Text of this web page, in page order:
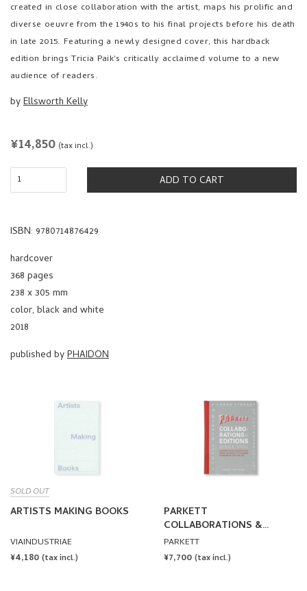
created in close collaboration with the artist, maps his prolific and
diverse oeuvre from the 1940s to his final projects before his death
in late 2015. Featuring a newly designed cover, this hardback
edition brings Tricia Paik's critically acclaimed volume to a new
audience of readers.
byEllsworth Kelly
REGULAR
¥14,850 (tax incl.)
ADD TO CART
ISBN: 9780714876429
hardcover
368 pages
238 x 305 mm
color, black and white
2018
published byPHAIDON
SOLD OUT
ARTISTS MAKING BOOKS
VIAINDUSTRIAE
REGULAR
¥4,180 (tax incl.)
PARKETT
COLLABORATIONS &
EDITIONS SINCE 1984
PARKETT
REGULAR
¥7,700 (tax incl.)